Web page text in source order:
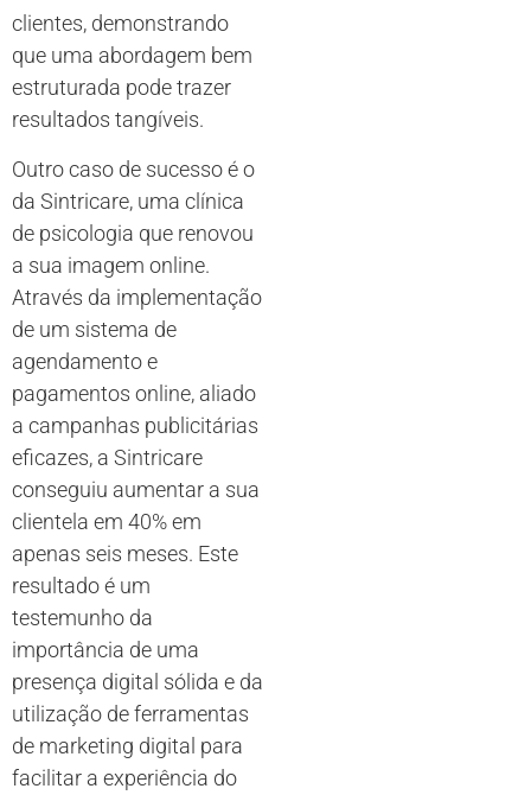
clientes, demonstrando
que uma abordagem bem
estruturada pode trazer
resultados tangíveis.
Outro caso de sucesso é o
da Sintricare, uma clínica
de psicologia que renovou
a sua imagem online.
Através da implementação
de um sistema de
agendamento e
pagamentos online, aliado
a campanhas publicitárias
eficazes, a Sintricare
conseguiu aumentar a sua
clientela em 40% em
apenas seis meses. Este
resultado é um
testemunho da
importância de uma
presença digital sólida e da
utilização de ferramentas
de marketing digital para
facilitar a experiência do